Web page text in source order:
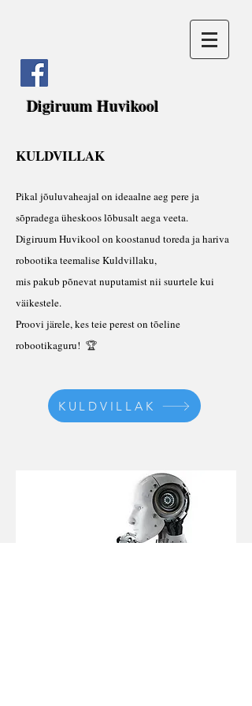
Digiruum Huvikool
KULDVILLAK
Pikal jõuluvaheajal on ideaalne aeg pere ja
sõpradega üheskoos lõbusalt aega veeta.
Digiruum Huvikool on koostanud toreda ja hariva
robootika teemalise Kuldvillaku,
mis pakub põnevat nuputamist nii suurtele kui
väikestele.
Proovi järele, kes teie perest on tõeline
robootikaguru! 🏆
KULDVILLAK